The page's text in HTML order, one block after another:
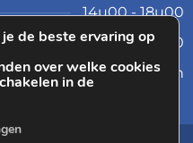
14u00 - 18u00
10u00 - 17u00
Gesloten
de beste ervaring op
over welke cookies
in de